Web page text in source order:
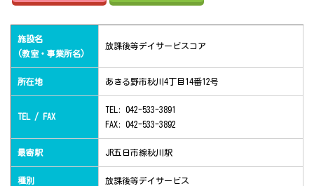
施設名
(教室・事業所名)
放課後等デイサービスコア
所在地 あきる野市秋川4丁目14番12号
TEL / FAX
TEL: 042-533-3891
FAX: 042-533-3892
最寄駅 JR五日市線秋川駅
種別 放課後等デイサービス